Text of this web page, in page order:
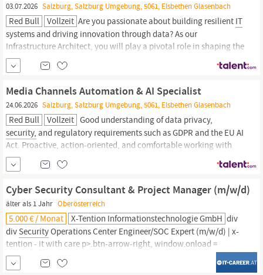
03.07.2026 Salzburg, Salzburg Umgebung, 5061, Elsbethen Glasenbach
Red Bull Vollzeit Are you passionate about building resilient IT
systems and driving innovation through data? As our
Infrastructure Architect, you will play a pivotal role in shaping the
future of
operations by strengthening resilience and enabling
data-driven decision-making. You will ensure robust data
Media Channels Automation & AI Specialist
24.06.2026 Salzburg, Salzburg Umgebung, 5061, Elsbethen Glasenbach
Red Bull Vollzeit Good understanding of data privacy,
security, and regulatory requirements such as GDPR and the EU AI
Act. Proactive, action-oriented, and comfortable working with
ambiguity across teams with different levels of technical and AI
maturity. Fluent in English, German or other languages are a plus
Cyber Security Consultant & Project Manager (m/w/d)
älter als 1 Jahr Oberösterreich
5.000 € / Monat X-Tention Informationstechnologie GmbH div
div SecurityOperations Center Engineer/SOC Expert (m/w/d) | x-
tention - itwith care p>.btn-arrow-right, window.onload =
function () Cyber
Consultant & Project Manager (m/w/d)
Graz, Klagenfurt,
St. Peter/Au, Wels, Wien Intro Deine